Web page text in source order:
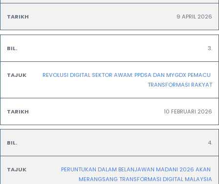
9 APRIL 2026
3.
REVOLUSI DIGITAL SEKTOR AWAM: PPDSA DAN MYGDX PEMACU
TRANSFORMASI RAKYAT
10 FEBRUARI 2026
4.
PERUNTUKAN DALAM BELANJAWAN MADANI 2026 AKAN
MERANGSANG TRANSFORMASI DIGITAL MALAYSIA